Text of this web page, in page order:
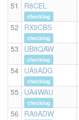
51 R8CEL
checklog
52 RX9CBS
checklog
53 UB8QAW
checklog
54 UA9ADG
checklog
55 UA4WAU
checklog
56 RA9ADW